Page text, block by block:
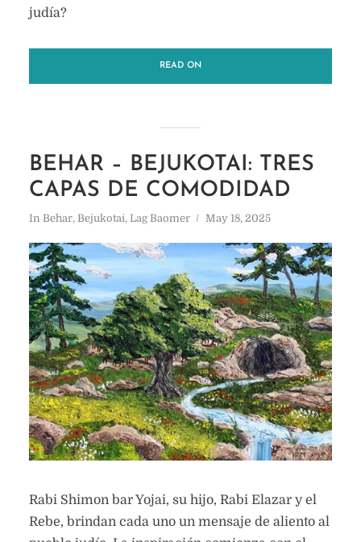
judía?
READ ON
BEHAR – BEJUKOTAI: TRES
CAPAS DE COMODIDAD
In Behar, Bejukotai, Lag Baomer May 18, 2025
Rabi Shimon bar Yojai, su hijo, Rabi Elazar y el
Rebe, brindan cada uno un mensaje de aliento al